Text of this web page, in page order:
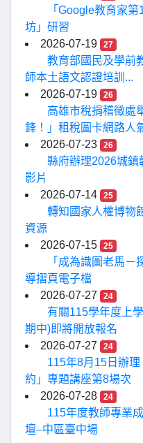
「Google教育家
坊」研習
2026-07-19
27
教育部國民及學前
師本土語文認證培訓...
2026-07-19
26
高雄市稅捐稽徵處
鋒！」租稅圖卡網路人
2026-07-23
26
縣府辦理2026城鎮
影片
2026-07-14
25
轉知國家人權博物
資源
2026-07-15
25
「成為識圖老馬
導摺頁電子檔
2026-07-27
24
有關115學年度上
期中)即將開放報名
2026-07-27
24
115年8月15日辦
約」專題講座第8場次
2026-07-28
24
115年度教師專業
壇–中區臺中場